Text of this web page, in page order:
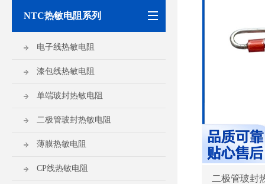
NTC热敏电阻系列
电子线热敏电阻
漆包线热敏电阻
单端玻封热敏电阻
二极管玻封热敏电阻
薄膜热敏电阻
CP线热敏电阻
二极管玻封